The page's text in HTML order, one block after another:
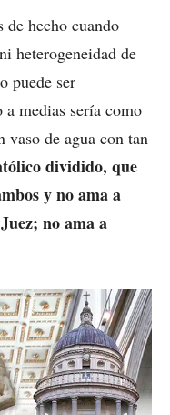
hecho cuando
heterogeneidad de
puede ser
medias sería como
de agua con tan
dividido, que
y no ama a
no ama a